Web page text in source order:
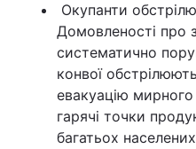
Окупанти
Домовленості про
систематично
конвої
евакуацію
гарячі точки
багатьох